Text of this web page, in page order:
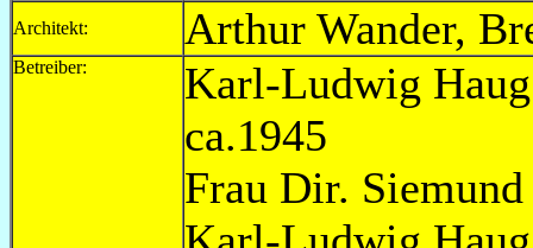
Architekt: Arthur Wander,
Betreiber:
Karl-
ca.1945
Frau Dir.